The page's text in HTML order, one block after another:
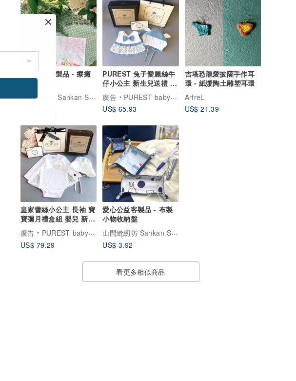
愛心公益客製品 - 療癒
柴犬護照包
山間縫紉坊 Sankan Studio
PUREST 兔子愛麗絲牛
仔小公主 新生兒送禮 寶
寶彌月禮盒
廣告
PUREST baby collection
US$ 65.93
吉塔恐龍愛披薩手作耳
環 - 紙漿陶土雕塑耳環
ArfreL
US$ 21.39
皇家蕾絲小公主 長袖 寶
寶彌月禮盒組 嬰兒 新生
兒 滿月送禮推薦
廣告
PUREST baby collection
US$ 79.29
愛心公益客製品 - 布製
小物收納盤
山間縫紉坊 Sankan Studio
US$ 3.92
看更多相似商品